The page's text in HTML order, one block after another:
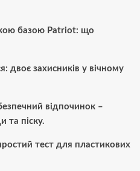
базою Patriot: що
двоє захисників у вічному
відпочинок –
та піску.
тест для пластикових